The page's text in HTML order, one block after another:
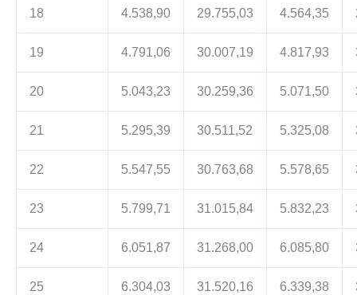
18 4.538,90 29.755,03 4.564,35
19 4.791,06 30.007,19 4.817,93
20 5.043,23 30.259,36 5.071,50
21 5.295,39 30.511,52 5.325,08
22 5.547,55 30.763,68 5.578,65
23 5.799,71 31.015,84 5.832,23
24 6.051,87 31.268,00 6.085,80
25 6.304,03 31.520,16 6.339,38